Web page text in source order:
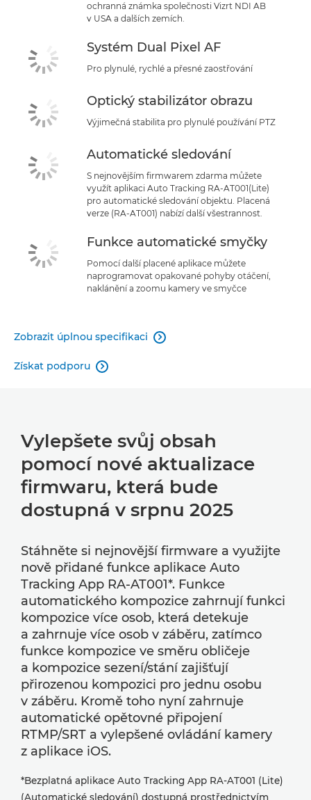
ochranná známka společnosti Vizrt NDI AB
v USA a dalších zemích.
Systém Dual Pixel AF
Pro plynulé, rychlé a přesné zaostřování
Optický stabilizátor obrazu
Výjimečná stabilita pro plynulé používání PTZ
Automatické sledování
S nejnovějším firmwarem zdarma můžete
využít aplikaci Auto Tracking RA-AT001(Lite)
pro automatické sledování objektu. Placená
verze (RA-AT001) nabízí další všestrannost.
Funkce automatické smyčky
Pomocí další placené aplikace můžete
naprogramovat opakované pohyby otáčení,
naklánění a zoomu kamery ve smyčce
Zobrazit úplnou specifikaci 
Získat podporu 
Vylepšete svůj obsah
pomocí nové aktualizace
firmwaru, která bude
dostupná v srpnu 2025
Stáhněte si nejnovější firmware a využijte
nově přidané funkce aplikace Auto
Tracking App RA-AT001*. Funkce
automatického kompozice zahrnují funkci
kompozice více osob, která detekuje
a zahrnuje více osob v záběru, zatímco
funkce kompozice ve směru obličeje
a kompozice sezení/stání zajišťují
přirozenou kompozici pro jednu osobu
v záběru. Kromě toho nyní zahrnuje
automatické opětovné připojení
RTMP/SRT a vylepšené ovládání kamery
z aplikace iOS.
*Bezplatná aplikace Auto Tracking App RA-AT001 (Lite)
(Automatické sledování) dostupná prostřednictvím